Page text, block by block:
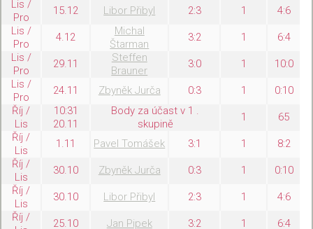
Lis /
Pro
15.12 Libor Přibyl 2:3 1
4:6
Lis /
Pro
4.12
Michal
Štarman
3:2 1
6:4
Lis /
Pro
29.11
Steffen
Brauner
3:0 1
10:0
Lis /
Pro
24.11 Zbyněk Jurča 0:3 1
0:10
Říj /
Lis
10:31
20.11
Body za účast v 1 .
skupině
1
65
Říj /
Lis
1.11 Pavel Tomášek 3:1 1
8:2
Říj /
Lis
30.10 Zbyněk Jurča 0:3 1
0:10
Říj /
Lis
30.10 Libor Přibyl 2:3 1
4:6
Říj /
25.10 Jan Pipek 3:2 1
6:4